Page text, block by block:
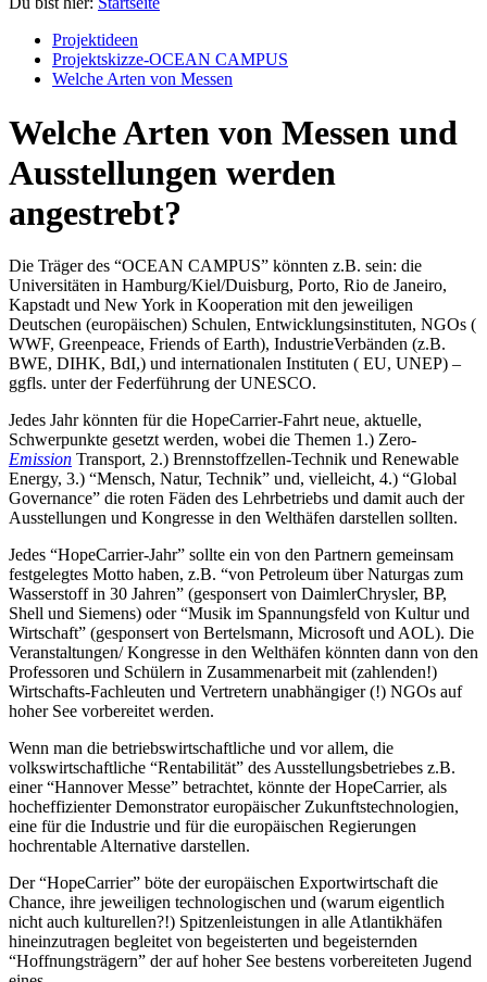
Projektideen
Projektskizze-OCEAN CAMPUS
Welche Arten von Messen
Welche Arten von Messen und
Ausstellungen werden
angestrebt?
Die Träger des “OCEAN CAMPUS” könnten z.B. sein: die
Universitäten in Hamburg/Kiel/Duisburg, Porto, Rio de Janeiro,
Kapstadt und New York in Kooperation mit den jeweiligen
Deutschen (europäischen) Schulen, Entwicklungsinstituten, NGOs (
WWF, Greenpeace, Friends of Earth), IndustrieVerbänden (z.B.
BWE, DIHK, BdI,) und internationalen Instituten ( EU, UNEP) –
ggfls. unter der Federführung derUNESCO.
Jedes Jahr könnten für die HopeCarrier-Fahrt neue, aktuelle,
Schwerpunkte gesetzt werden, wobei die Themen 1.) Zero-
Emission Transport, 2.) Brennstoffzellen-Technik und Renewable
Energy, 3.) “Mensch, Natur, Technik” und, vielleicht, 4.) “Global
Governance” die roten Fäden des Lehrbetriebs und damit auch der
Ausstellungen und Kongresse in den Welthäfen darstellen sollten.
Jedes “HopeCarrier-Jahr” sollte ein von den Partnern gemeinsam
festgelegtes Motto haben, z.B. “von Petroleum über Naturgas zum
Wasserstoff in 30 Jahren” (gesponsert von DaimlerChrysler, BP,
Shell und Siemens) oder “Musik im Spannungsfeld von Kultur und
Wirtschaft” (gesponsert von Bertelsmann, Microsoft und AOL). Die
Veranstaltungen/ Kongresse in den Welthäfen könnten dann von den
Professoren und Schülern in Zusammenarbeit mit (zahlenden!)
Wirtschafts-Fachleuten und Vertretern unabhängiger (!) NGOs auf
hoher See vorbereitet werden.
Wenn man die betriebswirtschaftliche und vor allem, die
volkswirtschaftliche “Rentabilität” des Ausstellungsbetriebes z.B.
einer “Hannover Messe” betrachtet, könnte der HopeCarrier, als
hocheffizienter Demonstrator europäischer Zukunftstechnologien,
eine für die Industrie und für die europäischen Regierungen
hochrentable Alternative darstellen.
Der “HopeCarrier” böte der europäischen Exportwirtschaft die
Chance, ihre jeweiligen technologischen und (warum eigentlich
nicht auch kulturellen?!) Spitzenleistungen in alle Atlantikhäfen
hineinzutragen begleitet von begeisterten und begeisternden
“Hoffnungsträgern” der auf hoher See bestens vorbereiteten Jugend